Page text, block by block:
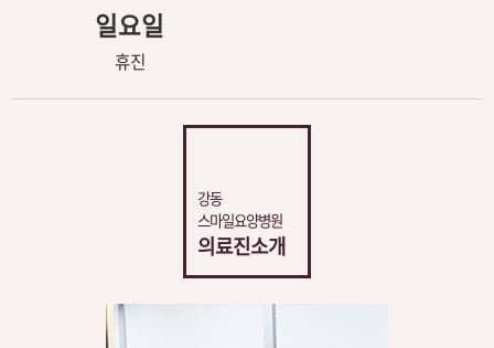
일요일
휴진
강동
스마일요양병원
의료진소개